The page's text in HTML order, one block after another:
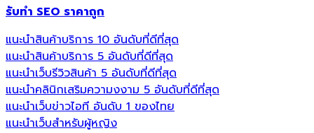
รับทำ SEO ราคาถูก
แนะนำสินค้าบริการ 10 อันดับที่ดีที่สุด
แนะนำสินค้าบริการ 5 อันดับที่ดีที่สุด
แนะนำเว็บรีวิวสินค้า 5 อันดับที่ดีที่สุด
แนะนำคลินิกเสริมความงงาม 5 อันดับที่ดีที่สุด
แนะนำเว็บข่าวไอที อันดับ 1 ของไทย
แนะนำเว็บสำหรับผู้หญิง